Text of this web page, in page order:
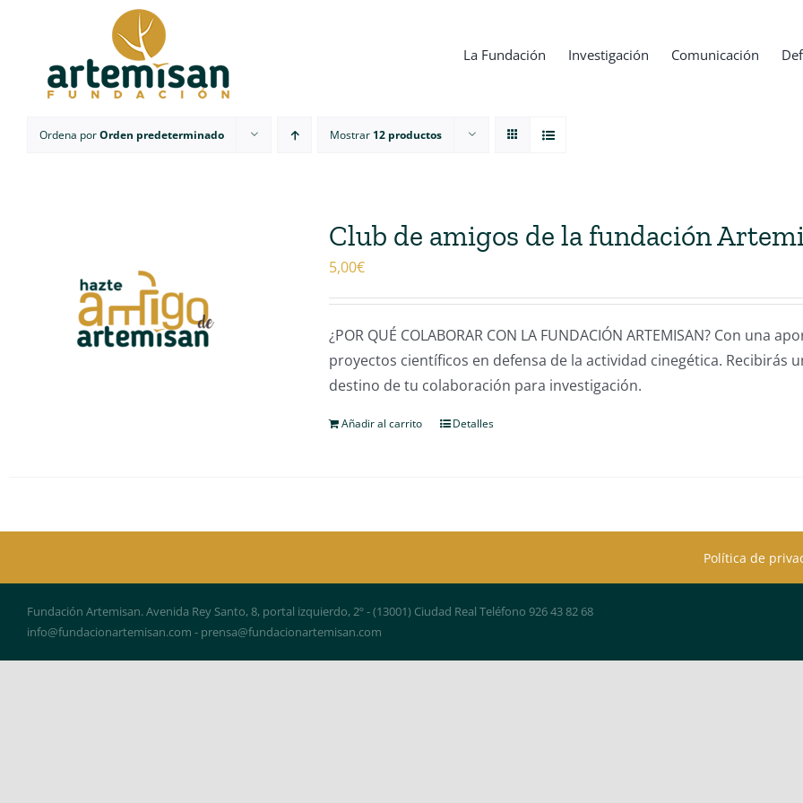
contenido
La Fundación Investigación Comunicación
Ordena porOrden predeterminado Mostrar 12 productos
Club de amigos de la fundación
5,00€
¿POR QUÉ COLABORAR CON LA FUNDACIÓN ARTEMISAN? Con
proyectos científicos en defensa de la actividad cinegética. Recibirás
destino de tu colaboración para investigación.
Añadir al carrito Detalles
Política de
Fundación Artemisan. Avenida Rey Santo, 8, portal izquierdo, 2º - (13001) Ciudad Real Teléfono 926 43 82 68
info@fundacionartemisan.com - prensa@fundacionartemisan.com